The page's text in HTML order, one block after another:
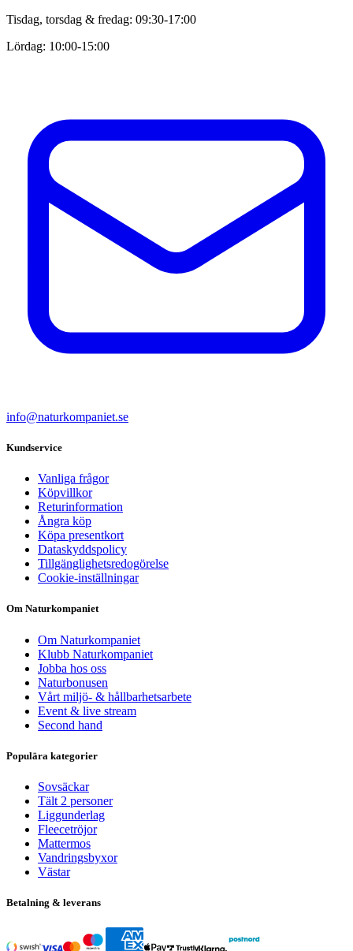
Tisdag, torsdag & fredag: 09:30-17:00
Lördag: 10:00-15:00
info@naturkompaniet.se
Kundservice
Vanliga frågor
Köpvillkor
Returinformation
Ångra köp
Köpa presentkort
Dataskyddspolicy
Tillgänglighetsredogörelse
Cookie-inställningar
Om Naturkompaniet
Om Naturkompaniet
Klubb Naturkompaniet
Jobba hos oss
Naturbonusen
Vårt miljö- & hållbarhetsarbete
Event & live stream
Second hand
Populära kategorier
Sovsäckar
Tält 2 personer
Liggunderlag
Fleecetröjor
Mattermos
Vandringsbyxor
Västar
Betalning & leverans